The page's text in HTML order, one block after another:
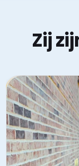
Zij